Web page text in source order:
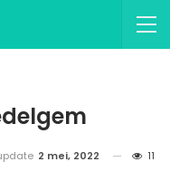
2 mei, 2022 11